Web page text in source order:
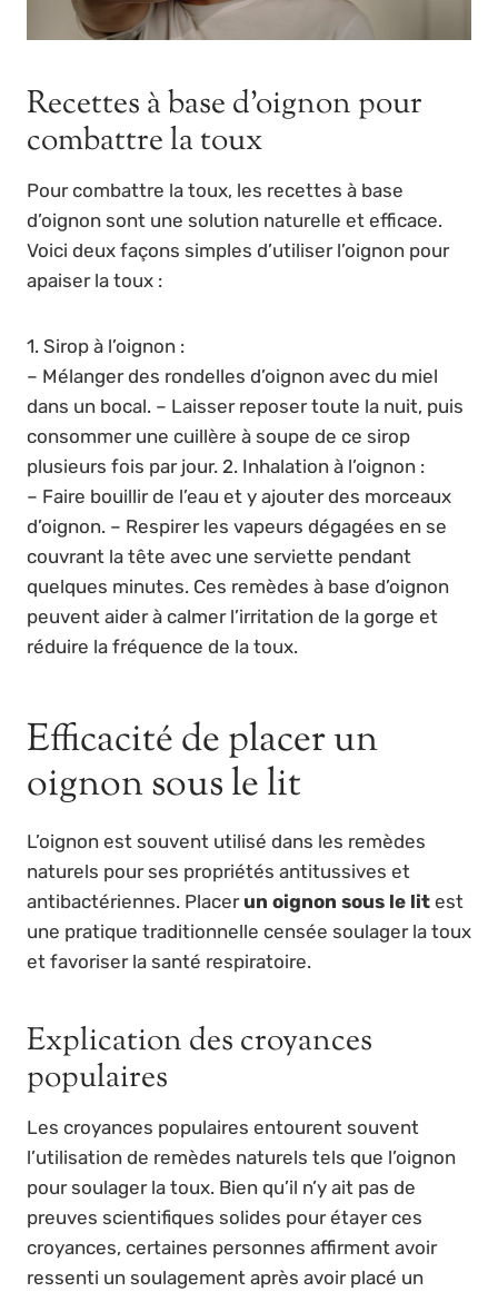
Recettes à base d’oignon pour
combattre la toux
Pour combattre la toux, les recettes à base
d’oignon sont une solution naturelle et efficace.
Voici deux façons simples d’utiliser l’oignon pour
apaiser la toux :
1. Sirop à l’oignon :
– Mélanger des rondelles d’oignon avec du miel
dans un bocal. – Laisser reposer toute la nuit, puis
consommer une cuillère à soupe de ce sirop
plusieurs fois par jour. 2. Inhalation à l’oignon :
– Faire bouillir de l’eau et y ajouter des morceaux
d’oignon. – Respirer les vapeurs dégagées en se
couvrant la tête avec une serviette pendant
quelques minutes. Ces remèdes à base d’oignon
peuvent aider à calmer l’irritation de la gorge et
réduire la fréquence de la toux.
Efficacité de placer un
oignon sous le lit
L’oignon est souvent utilisé dans les remèdes
naturels pour ses propriétés antitussives et
antibactériennes. Placer un oignon sous le lit est
une pratique traditionnelle censée soulager la toux
et favoriser la santé respiratoire.
Explication des croyances
populaires
Les croyances populaires entourent souvent
l’utilisation de remèdes naturels tels que l’oignon
pour soulager la toux. Bien qu’il n’y ait pas de
preuves scientifiques solides pour étayer ces
croyances, certaines personnes affirment avoir
ressenti un soulagement après avoir placé un